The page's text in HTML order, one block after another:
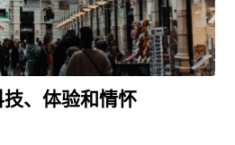
、体验和情怀